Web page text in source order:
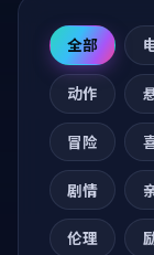
全部
动作
冒险
剧情
伦理